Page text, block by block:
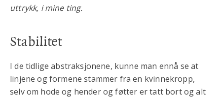
uttrykk, i mine ting.
Stabilitet
I de tidlige abstraksjonene, kunne man ennå se at
linjene og formene stammer fra en kvinnekropp,
selv om hode og hender og føtter er tatt bort og alt